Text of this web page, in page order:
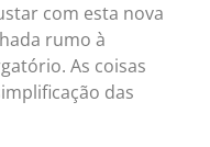
com esta nova
rumo à
As coisas
das